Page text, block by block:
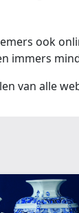
ook
immers
van alle